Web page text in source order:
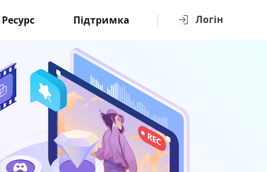
Логін
Ресурс Підтримка